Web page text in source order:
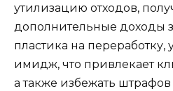
утилизацию отходов,
дополнительные доходы
пластика на переработку,
имидж, что привлекает
а также избежать